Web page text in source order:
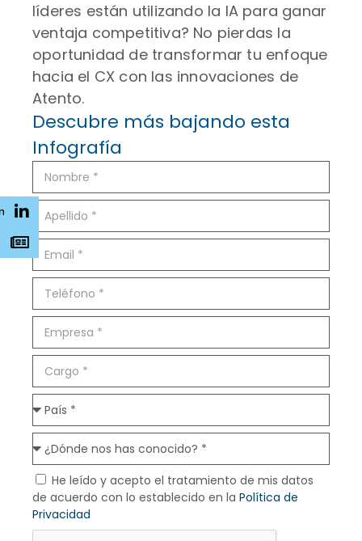
líderes están utilizando la IA para ganar
ventaja competitiva? No pierdas la
oportunidad de transformar tu enfoque
hacia el CX con las innovaciones de
Atento.
Descubre más bajando esta
Infografía
He leído y acepto el tratamiento de mis datos
de acuerdo con lo establecido en la Política de
Privacidad